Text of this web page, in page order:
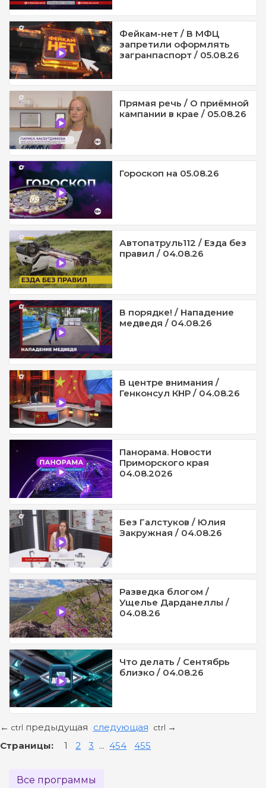
Фейкам-нет / В МФЦ
запретили оформлять
загранпаспорт / 05.08.26
Прямая речь / О приёмной
кампании в крае / 05.08.26
Гороскоп на 05.08.26
Автопатруль112 / Езда без
правил / 04.08.26
В порядке! / Нападение
медведя / 04.08.26
В центре внимания /
Генконсул КНР / 04.08.26
Панорама. Новости
Приморского края
04.08.2026
Без Галстуков / Юлия
Закружная / 04.08.26
Разведка блогом /
Ущелье Дарданеллы /
04.08.26
Что делать / Сентябрь
близко / 04.08.26
← ctrl предыдущая следующая ctrl →
Страницы: 1 2 3 ... 454 455
Все программы